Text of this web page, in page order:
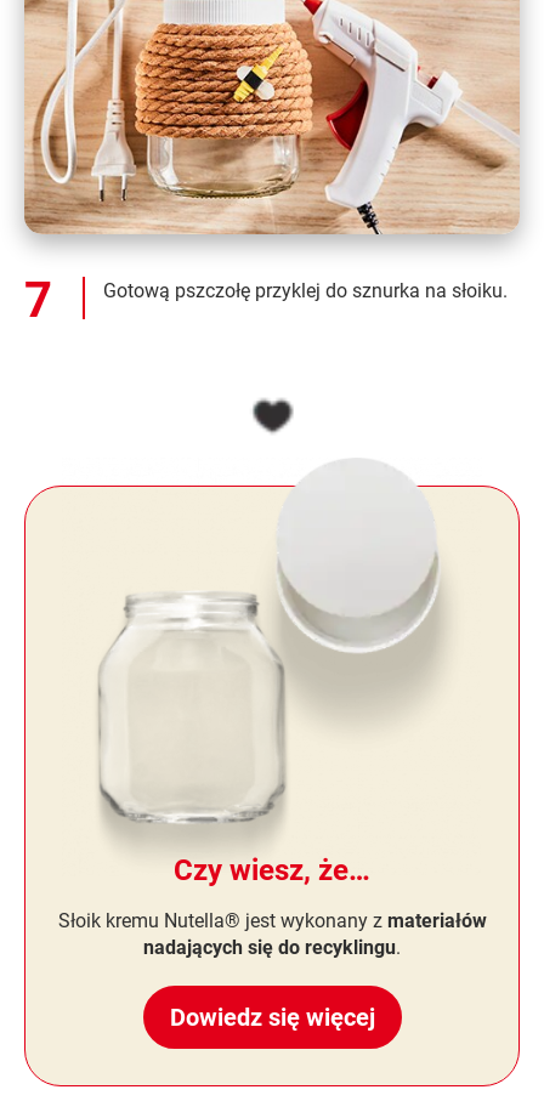
Gotową pszczołę przyklej do sznurka na słoiku.
Czy wiesz, że…
Słoik kremu Nutella® jest wykonany z materiałów
nadających się do recyklingu.
Dowiedz się więcej